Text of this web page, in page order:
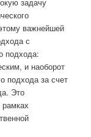
важнейшей
с
подхода:
и наоборот
подхода за счет
Это